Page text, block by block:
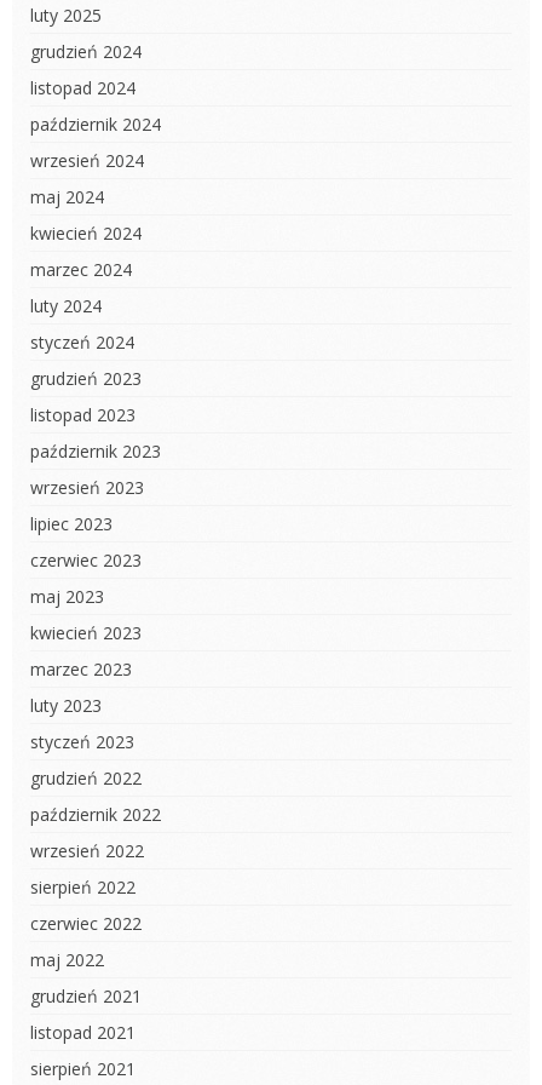
luty 2025
grudzień 2024
listopad 2024
październik 2024
wrzesień 2024
maj 2024
kwiecień 2024
marzec 2024
luty 2024
styczeń 2024
grudzień 2023
listopad 2023
październik 2023
wrzesień 2023
lipiec 2023
czerwiec 2023
maj 2023
kwiecień 2023
marzec 2023
luty 2023
styczeń 2023
grudzień 2022
październik 2022
wrzesień 2022
sierpień 2022
czerwiec 2022
maj 2022
grudzień 2021
listopad 2021
sierpień 2021